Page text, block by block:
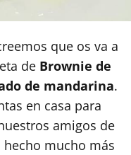
que os va a
de Brownie de
de mandarina.
en casa para
amigos de
hecho mucho más